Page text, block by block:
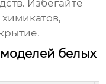
Избегайте
белых